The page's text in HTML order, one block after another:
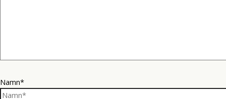
Namn*